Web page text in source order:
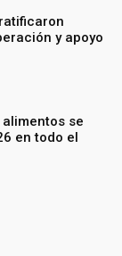
y apoyo
se
en todo el